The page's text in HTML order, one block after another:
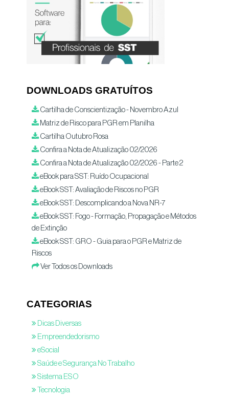
DOWNLOADS GRATUÍTOS
Cartilha de Conscientização - Novembro Azul
Matriz de Risco para PGR em Planilha
Cartilha Outubro Rosa
Confira a Nota de Atualização 02/2026
Confira a Nota de Atualização 02/2026 - Parte 2
eBook para SST: Ruído Ocupacional
eBook SST: Avaliação de Riscos no PGR
eBook SST: Descomplicando a Nova NR-7
eBook SST: Fogo - Formação, Propagação e Métodos
de Extinção
eBook SST: GRO - Guia para o PGR e Matriz de
Riscos
Ver Todos os Downloads
CATEGORIAS
Dicas Diversas
Empreendedorismo
eSocial
Saúde e Segurança No Trabalho
Sistema ESO
Tecnologia